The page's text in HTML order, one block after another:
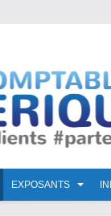
EXPOSANTS